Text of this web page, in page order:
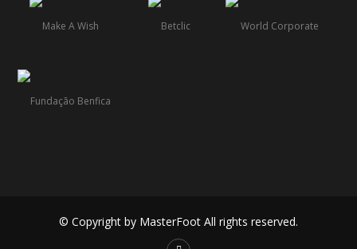
© Copyright by MasterFoot All rights reserved.